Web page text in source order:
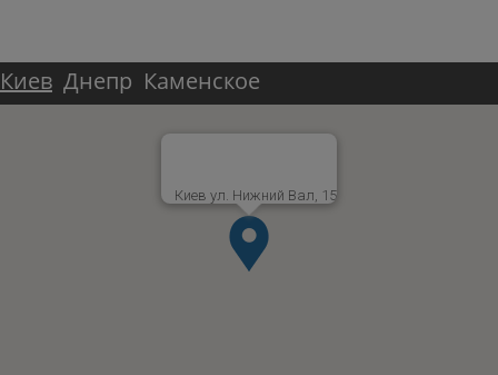
Киев Днепр Каменское
Киев ул. Нижний Вал, 15